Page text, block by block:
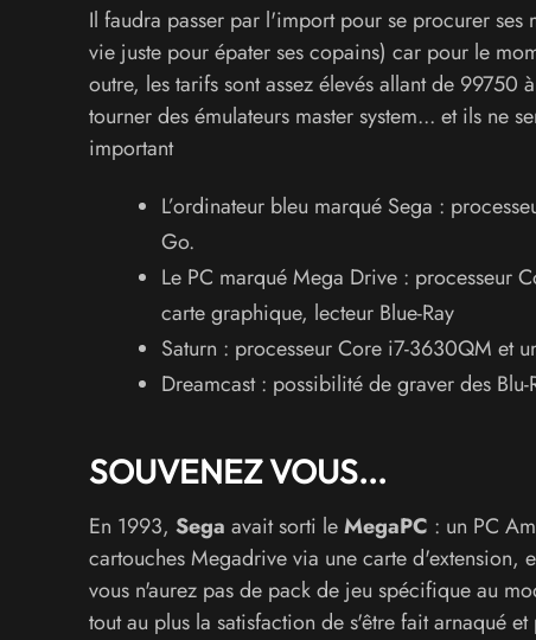
Il faudra passer par l'import pour se procurer ses
vie juste pour épater ses copains) car pour le
outre, les tarifs sont assez élevés allant de
tourner des émulateurs master system... et ils ne
important
L’ordinateur bleu marqué Sega :
Go.
Le PC marqué Mega Drive : processeur
carte graphique, lecteur Blue-Ray
Saturn : processeur Core i7-3630QM et
Dreamcast : possibilité de graver des Blu-
SOUVENEZ VOUS...
En 1993, Sega avait sorti leMegaPC : un PC
cartouches Megadrive via une carte d'extension,
vous n'aurez pas de pack de jeu spécifique au
tout au plus la satisfaction de s'être fait arnaqué